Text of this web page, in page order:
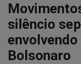
no
Facebook
no
silêncio
Bolsonaro